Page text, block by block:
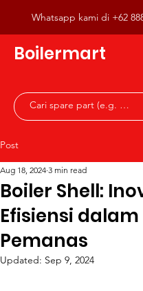
Whatsapp kami di +62
Boilermart
Post
Boiler Shell:
Efisiensi
Pemanas
Aug 18, 2024 3 min read
Updated: Sep 9, 2024